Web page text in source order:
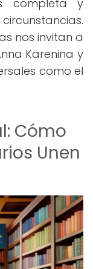
completa y
nos invitan a
Karenina y
como el
Cómo
Unen